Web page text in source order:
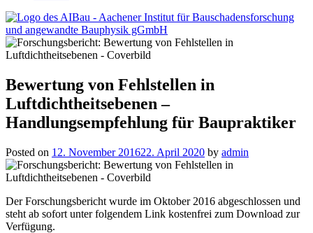
AIBau – Aachener Institut für Bauschadensforschung und
Bewertung von Fehlstellen in
Luftdichtheitsebenen –
Handlungsempfehlung für Baupraktiker
Posted on 12. November 201622. April 2020 by admin
Der Forschungsbericht wurde im Oktober 2016 abgeschlossen und
steht ab sofort unter folgendem Link kostenfrei zum Download zur
Verfügung.